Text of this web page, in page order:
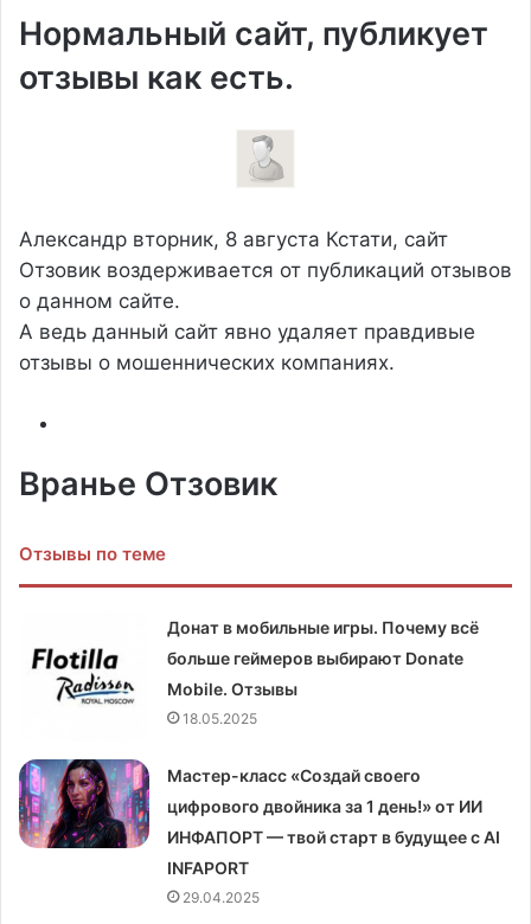
Нормальный сайт, публикует
отзывы как есть.
Александр вторник, 8 августа Кстати, сайт
Отзовик воздерживается от публикаций отзывов
о данном сайте.
А ведь данный сайт явно удаляет правдивые
отзывы о мошеннических компаниях.
Вранье Отзовик
Отзывы по теме
Донат в мобильные игры. Почему всё
больше геймеров выбирают Donate
Mobile. Отзывы
18.05.2025
Мастер-класс «Создай своего
цифрового двойника за 1 день!» от ИИ
ИНФАПОРТ — твой старт в будущее с AI
INFAPORT
29.04.2025